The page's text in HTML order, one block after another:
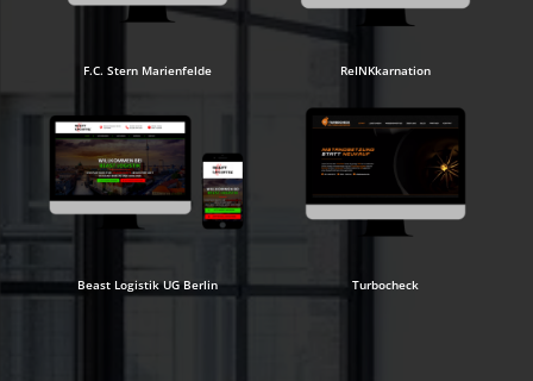
F.C. Stern Marienfelde ReINKkarnation
Beast Logistik UG Berlin Turbocheck